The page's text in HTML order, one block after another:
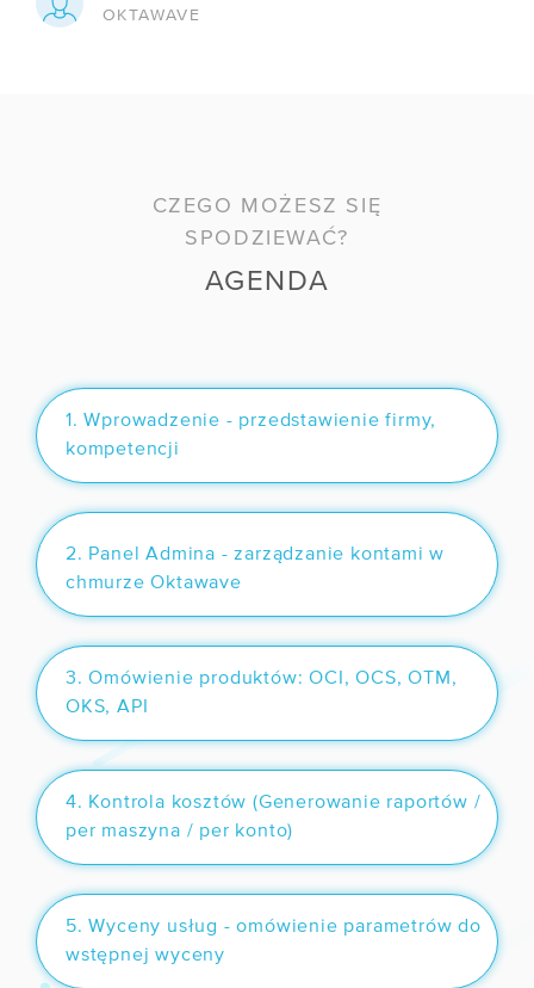
OKTAWAVE
CZEGO MOŻESZ SIĘ
SPODZIEWAĆ?
AGENDA
1. Wprowadzenie - przedstawienie firmy,
kompetencji
2. Panel Admina - zarządzanie kontami w
chmurze Oktawave
3. Omówienie produktów: OCI, OCS, OTM,
OKS, API
4. Kontrola kosztów (Generowanie raportów /
per maszyna / per konto)
5. Wyceny usług - omówienie parametrów do
wstępnej wyceny